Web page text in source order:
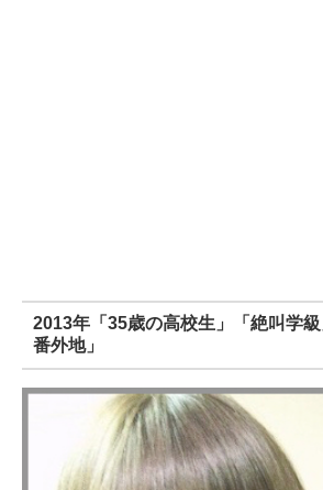
2013年「35歳の高校生」「絶叫学
番外地」